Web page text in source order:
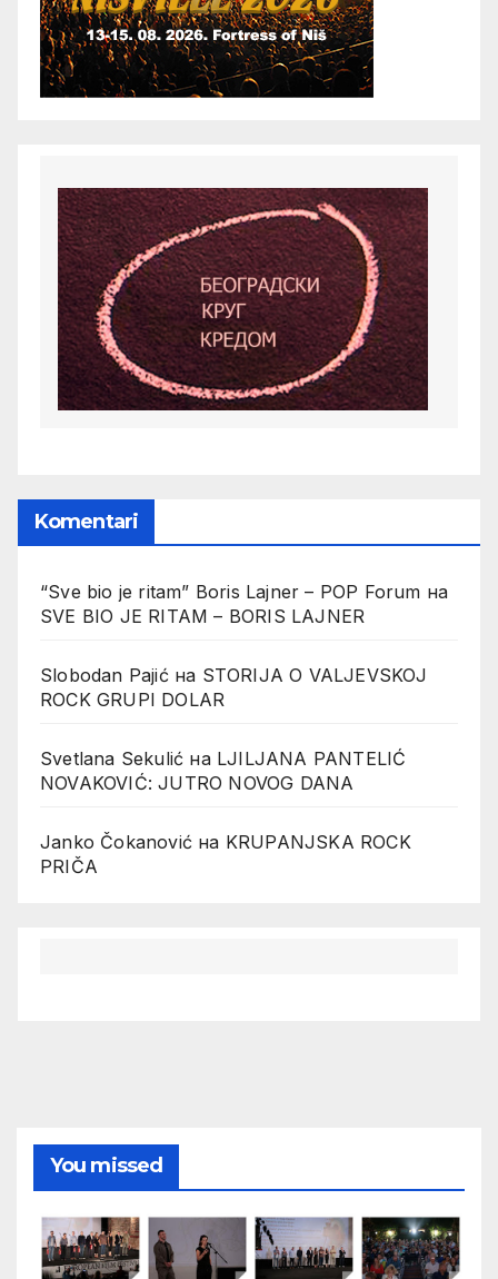
Komentari
“Sve bio je ritam” Boris Lajner – POP Forum на
SVE BIO JE RITAM – BORIS LAJNER
Slobodan Pajićна STORIJA O VALJEVSKOJ
ROCK GRUPI DOLAR
Svetlana Sekulić на LJILJANA PANTELIĆ
NOVAKOVIĆ: JUTRO NOVOG DANA
Janko Čokanović на KRUPANJSKA ROCK
PRIČA
You missed